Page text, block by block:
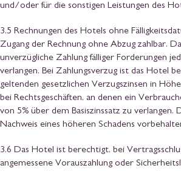
und/oder für die sonstigen Leistungen des
3.5 Rechnungen des Hotels ohne
Zugang der Rechnung ohne Abzug zahlbar.
unverzügliche Zahlung fälliger Forderungen
verlangen. Bei Zahlungsverzug ist das Hotel
geltenden gesetzlichen Verzugszinsen in
bei Rechtsgeschäften, an denen ein
von 5% über dem Basiszinssatz zu
Nachweis eines höheren Schadens
3.6 Das Hotel ist berechtigt, bei
angemessene Vorauszahlung oder